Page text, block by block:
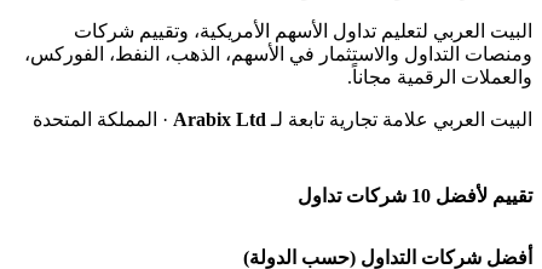
البيت العربي لتعليم تداول الأسهم الأمريكية، وتقييم شركات
ومنصات التداول والاستثمار في الأسهم، الذهب، النفط، الفوركس،
والعملات الرقمية مجاناً.
البيت العربي علامة تجارية تابعة لـ Arabix Ltd · المملكة المتحدة
تقييم لأفضل 10 شركات تداول
شركة Capital.com
أفضل شركات التداول (حسب الدولة)